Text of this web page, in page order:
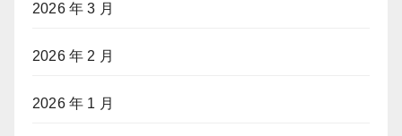
2026 年 3 月
2026 年 2 月
2026 年 1 月